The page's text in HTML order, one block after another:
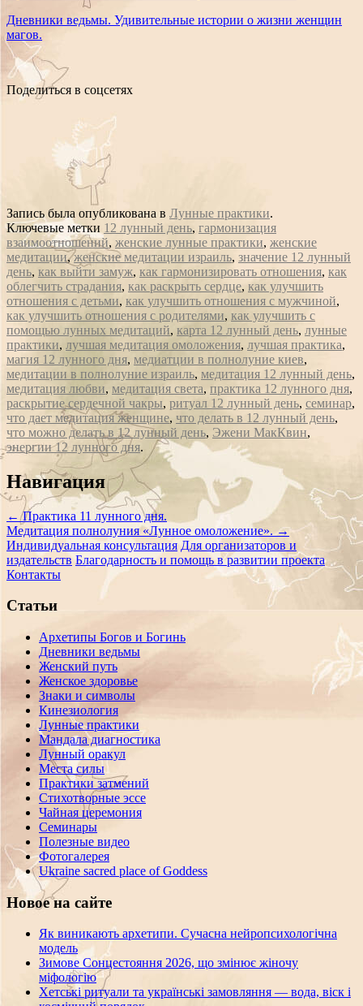
Дневники ведьмы. Удивительные истории о жизни женщин
магов.
Поделиться в соцсетях
Запись была опубликована в Лунные практики.
Ключевые метки 12 лунный день, гармонизация
взаимоотношений, женские лунные практики, женские
медитации,женские медитации израиль, значение 12 лунный
день, как выйти замуж, как гармонизировать отношения, как
облегчить страдания, как раскрыть сердце, как улучшить
отношения с детьми, как улучшить отношения с мужчиной,
как улучшить отношения с родителями, как улучшить с
помощью лунных медитаций, карта 12 лунный день, лунные
практики, лучшая медитация омоложения, лучшая практика,
магия 12 лунного дня, медиатции в полнолуние киев,
медитации в полнолуние израиль, медитация 12 лунный день,
медитация любви, медитация света, практика 12 лунного дня,
раскрытие сердечной чакры, ритуал 12 лунный день, семинар,
что дает медитация женщине, что делать в 12 лунный день,
что можно делать в 12 лунный день, Эжени МакКвин,
энергии 12 лунного дня.
Сообщение
навигации
Навигация
← Практика 11 лунного дня.
Медитация полнолуния «Лунное омоложение».→
Индивидуальная консультация Для организаторов и
издательств Благодарность и помощь в развитии проекта
Контакты
Статьи
Архетипы Богов и Богинь
Дневники ведьмы
Женский путь
Женское здоровье
Знаки и символы
Кинезиология
Лунные практики
Мандала диагностика
Лунный оракул
Места силы
Практики затмений
Стихотворные эссе
Чайная церемония
Семинары
Полезные видео
Фотогалерея
Ukraine sacred place of Goddess
Новое на сайте
Як виникають архетипи. Сучасна нейропсихологічна
модель
Зимове Сонцестояння 2026, що змінює жіночу
міфологію
Хетські ритуали та українські замовляння — вода, віск і